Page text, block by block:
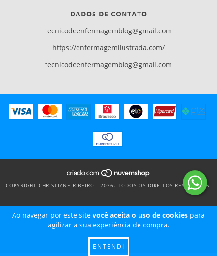
Ao navegar por este site você aceita o uso de cookies para
agilizar a sua experiência de compra.
ENTENDI
DADOS DE CONTATO
tecnicodeenfermagemblog@gmail.com
https://enfermagemilustrada.com/
tecnicodeenfermagemblog@gmail.com
COPYRIGHT CHRISTIANE RIBEIRO - 2026. TODOS OS DIREITOS RESERVADOS.